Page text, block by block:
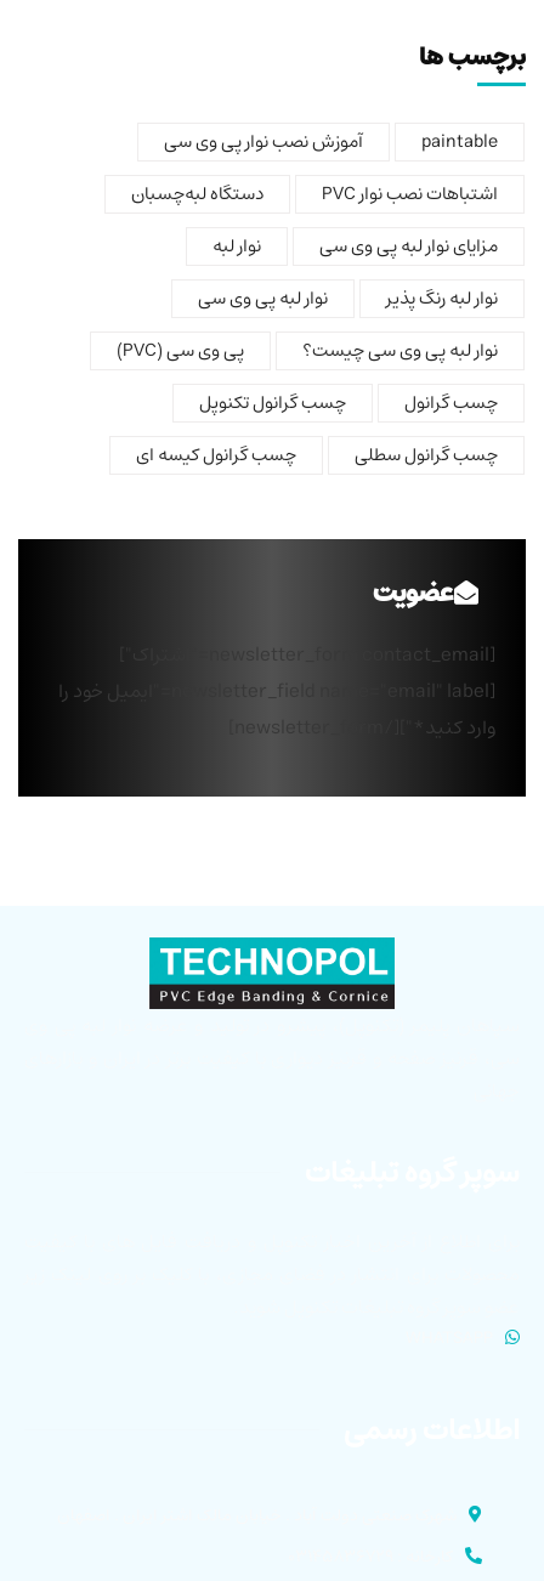
برچسب ها
paintable
آموزش نصب نوار پی وی سی
اشتباهات نصب نوار PVC
دستگاه لبه‌چسبان
مزایای نوار لبه پی وی سی
نوار لبه
نوار لبه رنگ پذیر
نوار لبه پی وی سی
نوار لبه پی وی سی چیست؟
پی وی سی (PVC)
چسب گرانول
چسب گرانول تکنوپل
چسب گرانول سطلی
چسب گرانول کیسه ای
عضویت
[newsletter_field name="email" label="ایمیل خود را
وارد کنید*"][/newsletter_form]